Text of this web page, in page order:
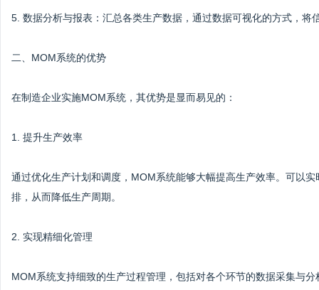
5. 数据分析与报表：汇总各类生产数据，通过数据可视化的方式，将
二、MOM系统的优势
在制造企业实施MOM系统，其优势是显而易见的：
1. 提升生产效率
通过优化生产计划和调度，MOM系统能够大幅提高生产效率。可以
排，从而降低生产周期。
2. 实现精细化管理
MOM系统支持细致的生产过程管理，包括对各个环节的数据采集与